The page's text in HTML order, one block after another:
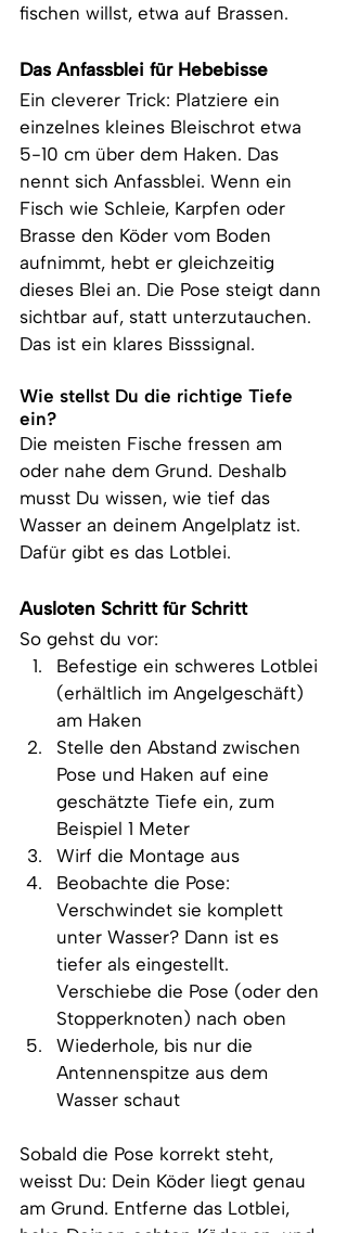
fischen willst, etwa auf Brassen.
Das Anfassblei für Hebebisse
Ein cleverer Trick: Platziere ein
einzelnes kleines Bleischrot etwa
5-10 cm über dem Haken. Das
nennt sich Anfassblei. Wenn ein
Fisch wie Schleie, Karpfen oder
Brasse den Köder vom Boden
aufnimmt, hebt er gleichzeitig
dieses Blei an. Die Pose steigt dann
sichtbar auf, statt unterzutauchen.
Das ist ein klares Bisssignal.
Wie stellst Du die richtige Tiefe
ein?
Die meisten Fische fressen am
oder nahe dem Grund. Deshalb
musst Du wissen, wie tief das
Wasser an deinem Angelplatz ist.
Dafür gibt es das Lotblei.
Ausloten Schritt für Schritt
So gehst du vor:
Befestige ein schweres Lotblei
(erhältlich im Angelgeschäft)
am Haken
Stelle den Abstand zwischen
Pose und Haken auf eine
geschätzte Tiefe ein, zum
Beispiel 1 Meter
Wirf die Montage aus
Beobachte die Pose:
Verschwindet sie komplett
unter Wasser? Dann ist es
tiefer als eingestellt.
Verschiebe die Pose (oder den
Stopperknoten) nach oben
Wiederhole, bis nur die
Antennenspitze aus dem
Wasser schaut
Sobald die Pose korrekt steht,
weisst Du: Dein Köder liegt genau
am Grund. Entferne das Lotblei,